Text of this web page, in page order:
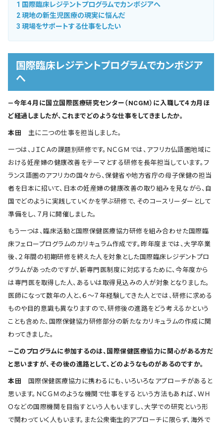
1 国際臨床レジテントプログラムでカンボジアへ
2現地の新生児医療の現実に悩んだ
3 現場をサポートする仕事をしたい
国際臨床レジテントプログラムでカンボジア
へ
―今年４月に国立国際医療研究センター（NCGM）に入職して４カ月ほ
ど経過しましたが、これまでどのような仕事をしてきましたか。
本田 主に二つの仕事を担当しました。
一つは、ＪＩＣＡの課題別研修です。ＮＣＧＭでは、アフリカ仏語圏地域に
おける妊産婦の健康改善をテーマとする研修を長年担当しています。フ
ランス語圏のアフリカの国々から、保健省や地方省庁の母子保健の担当
者を日本に招いて、日本の妊産婦の健康改善の取り組みを見ながら、自
国でどのように実践していくかを学ぶ研修で、そのコースリーダーとして
準備をし、７月に開催しました。
もう一つは、臨床活動と国際保健医療協力研修を組み合わせた国際臨
床フェロープログラムのカリキュラム作成です。昨年度までは、大学卒業
後、２年間の初期研修を終えた人を対象とした国際臨床レジデントプロ
グラムがあったのですが、新専門医制度に対応するために、今年度から
は専門医を取得した人、あるいは取得見込みの人が対象となりました。
医師になって数年の人と、６〜７年経験してきた人とでは、研修に求める
ものや目的意識も異なりますので、研修後の進路をどう考えるかという
ことも含めた、国際保健協力研修部分の新たなカリキュラムの作成に関
わってきました。
―このプログラムに参加するのは、国際保健医療協力に関心がある方だ
と思いますが、その後の進路として、どのようなものがあるのですか。
本田
国際保健医療協力に携わるにも、いろいろなアプローチがあると
思います。ＮＣＧＭのような機関で仕事をするという方法もあれば、ＷＨ
Ｏなどの国際機関を目指すという人もいますし、大学での研究という形
で関わっていく人もいます。また公衆衛生的アプローチに限らず、海外で